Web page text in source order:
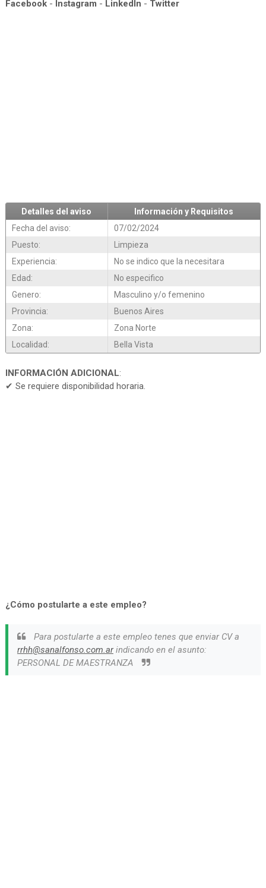
Facebook- Instagram - LinkedIn - Twitter
Detalles del aviso
Información y Requisitos
Fecha del aviso:
07/02/2024
Puesto:
Limpieza
Experiencia:
No se indico que la necesitara
Edad:
No especifico
Genero:
Masculino y/o femenino
Provincia:
Buenos Aires
Zona:
Zona Norte
Localidad:
Bella Vista
INFORMACIÓN ADICIONAL:
✔ Se requiere disponibilidad horaria.
¿Cómo postularte a este empleo?
Para postularte a este empleo tenes que enviar CV a
rrhh@sanalfonso.com.arindicando en el asunto:
PERSONAL DE MAESTRANZA